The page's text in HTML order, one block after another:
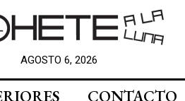
AGOSTO 6, 2026
CONTACTO